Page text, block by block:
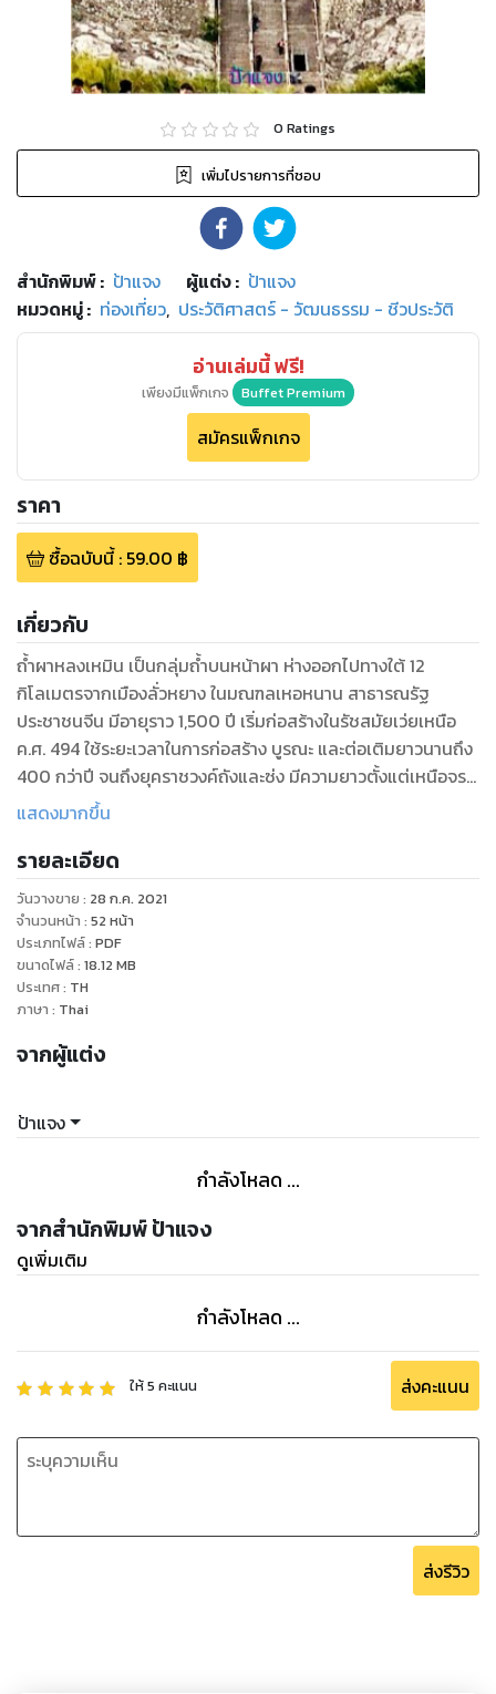
0 Ratings
เพิ่มไปรายการที่ชอบ
สำนักพิมพ์: ป้าแจง ผู้แต่ง : ป้าแจง
หมวดหมู่: ท่องเที่ยว, ประวัติศาสตร์ - วัฒนธรรม - ชีวประวัติ
อ่านเล่มนี้ ฟรี!
เพียงมีแพ็กเกจ Buffet Premium
สมัครแพ็กเกจ
ราคา
ซื้อฉบับนี้: 59.00 ฿
เกี่ยวกับ
ถ้ำผาหลงเหมิน เป็นกลุ่มถ้ำบนหน้าผา ห่างออกไปทางใต้ 12
กิโลเมตรจากเมืองลั่วหยาง ในมณฑลเหอหนาน สาธารณรัฐ
ประชาชนจีน มีอายุราว 1,500 ปี เริ่มก่อสร้างในรัชสมัยเว่ยเหนือ
ค.ศ. 494 ใช้ระยะเวลาในการก่อสร้าง บูรณะ และต่อเติมยาวนานถึง
400 กว่าปี จนถึงยุคราชวงค์ถังและซ่ง มีความยาวตั้งแต่เหนือจรด
ใต้ประมาณ 1 กิโลเมตร ปัจจุบันยังคงหลงเหลือถ้ำผาแกะสลักอยู่
อักษรจีนและหมายเหตุบันทึกต่างๆ อีก 3,600 กว่าหลัก รวมถึง
เจดีย์พุทธ 50 กว่าแห่ง พระพุทธรูปสลักมากกว่า 100,000 องค์
องค์ใหญ่สูงสุด 17 เมตร องค์เล็กสุดเพียงแค่ 2 ซม.
ถ้ำผาหลงเหมิน ได้รับลงทะเบียนเป็นมรดกโลกในการประชุมคณะ
กรรมการมรดกโลกสมัยสามัญครั้งที่ 24 เมื่อปี พ.ศ. 2543 ที่เมือง
แคนส์ ประเทศออสเตรเลีย
แสดงมากขึ้น
รายละเอียด
วันวางขาย : 28 ก.ค. 2021
จำนวนหน้า : 52 หน้า
ประเภทไฟล์: PDF
ขนาดไฟล์: 18.12 MB
ประเทศ: TH
ภาษา : Thai
จากผู้แต่ง
ป้าแจง
กำลังโหลด ...
จากสำนักพิมพ์ ป้าแจง
ดูเพิ่มเติม
กำลังโหลด ...
ให้5 คะแนน ส่งคะแนน
ส่งรีวิว